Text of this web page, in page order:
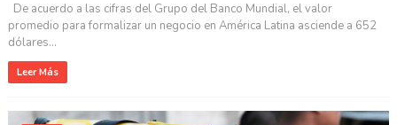
De acuerdo a las cifras del Grupo del Banco Mundial, el valor
promedio para formalizar un negocio en América Latina asciende a 652
dólares...
Leer Más